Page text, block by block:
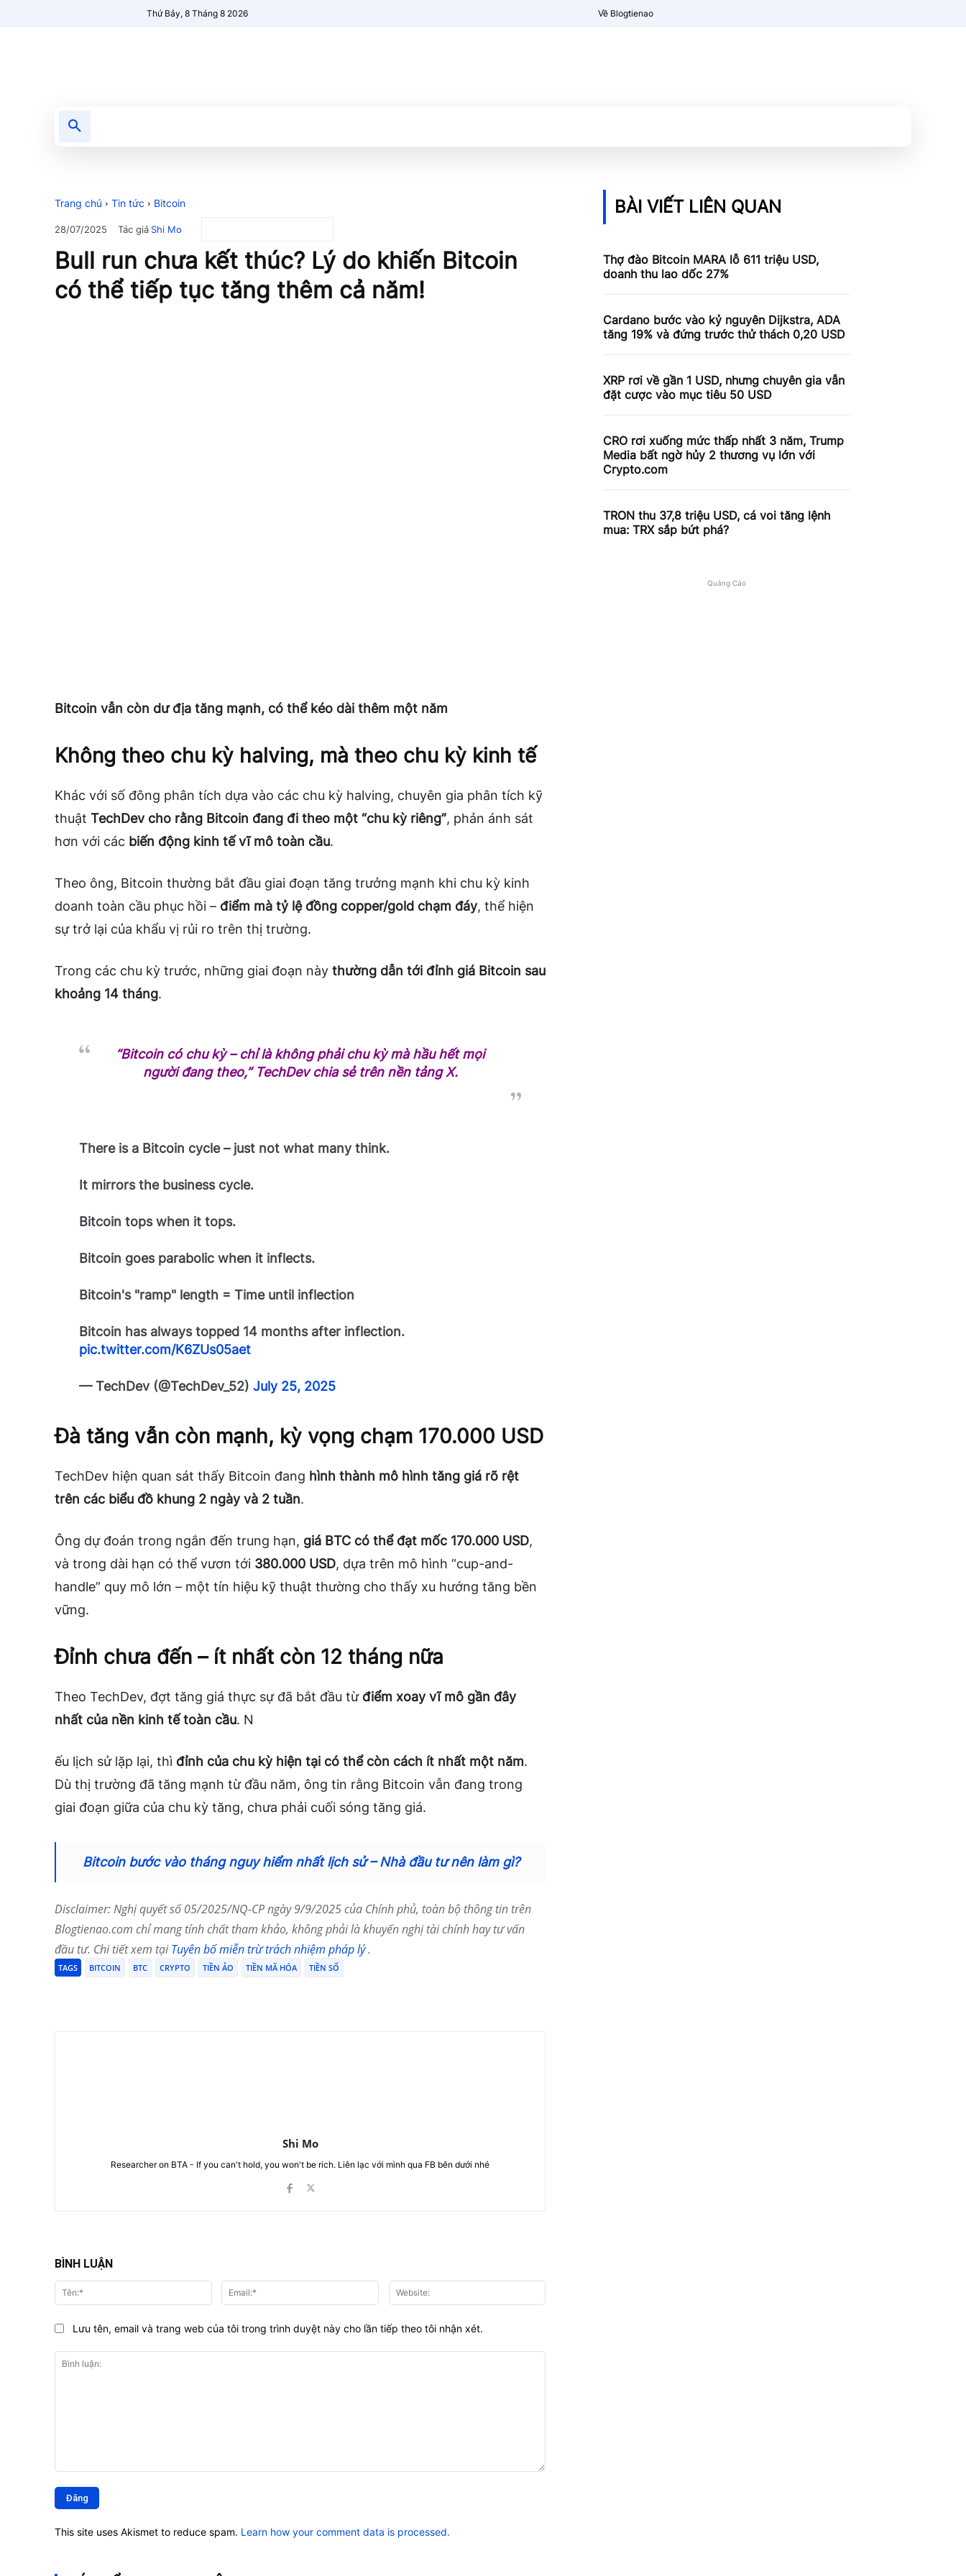
Thứ Bảy, 8 Tháng 8 2026 Về Blogtienao
Trang chủ Tin tức Bitcoin
28/07/2025 Tác giảShi Mo
Bull run chưa kết thúc? Lý do khiến Bitcoin
có thể tiếp tục tăng thêm cả năm!
Bitcoin vẫn còn dư địa tăng mạnh, có thể kéo dài thêm một năm
Không theo chu kỳ halving, mà theo chu kỳ kinh tế
Khác với số đông phân tích dựa vào các chu kỳ halving, chuyên gia phân tích kỹ
thuật TechDev cho rằng Bitcoin đang đi theo một “chu kỳ riêng”, phản ánh sát
hơn với các biến động kinh tế vĩ mô toàn cầu.
Theo ông, Bitcoin thường bắt đầu giai đoạn tăng trưởng mạnh khi chu kỳ kinh
doanh toàn cầu phục hồi – điểm mà tỷ lệ đồng copper/gold chạm đáy, thể hiện
sự trở lại của khẩu vị rủi ro trên thị trường.
Trong các chu kỳ trước, những giai đoạn này thường dẫn tới đỉnh giá Bitcoin sau
khoảng 14 tháng.
“Bitcoin có chu kỳ – chỉ là không phải chu kỳ mà hầu hết mọi
người đang theo,”TechDev chia sẻ trên nền tảng X.
There is a Bitcoin cycle – just not what many think.
It mirrors the business cycle.
Bitcoin tops when it tops.
Bitcoin goes parabolic when it inflects.
Bitcoin's "ramp" length = Time until inflection
Bitcoin has always topped 14 months after inflection.
pic.twitter.com/K6ZUs05aet
— TechDev (@TechDev_52)July 25, 2025
Đà tăng vẫn còn mạnh, kỳ vọng chạm 170.000 USD
TechDev hiện quan sát thấy Bitcoin đang hình thành mô hình tăng giá rõ rệt
trên các biểu đồ khung 2 ngày và 2 tuần.
Ông dự đoán trong ngắn đến trung hạn, giá BTC có thể đạt mốc 170.000 USD,
và trong dài hạn có thể vươn tới 380.000 USD, dựa trên mô hình “cup-and-
handle” quy mô lớn – một tín hiệu kỹ thuật thường cho thấy xu hướng tăng bền
vững.
Đỉnh chưa đến – ít nhất còn 12 tháng nữa
Theo TechDev, đợt tăng giá thực sự đã bắt đầu từ điểm xoay vĩ mô gần đây
nhất của nền kinh tế toàn cầu. N
ếu lịch sử lặp lại, thì đỉnh của chu kỳ hiện tại có thể còn cách ít nhất một năm.
Dù thị trường đã tăng mạnh từ đầu năm, ông tin rằng Bitcoin vẫn đang trong
giai đoạn giữa của chu kỳ tăng, chưa phải cuối sóng tăng giá.
Bitcoin bước vào tháng nguy hiểm nhất lịch sử – Nhà đầu tư nên làm gì?
Disclaimer: Nghị quyết số 05/2025/NQ-CP ngày 9/9/2025 của Chính phủ, toàn bộ thông tin trên
Blogtienao.com chỉ mang tính chất tham khảo, không phải là khuyến nghị tài chính hay tư vấn
đầu tư. Chi tiết xem tạiTuyên bố miễn trừ trách nhiệm pháp lý.
TAGS BITCOIN BTC CRYPTO TIỀN ẢO TIỀN MÃ HÓA TIỀN SỐ
Shi Mo
Researcher on BTA - If you can't hold, you won't be rich. Liên lạc với mình qua FB bên dưới nhé
BÌNH LUẬN
luận:
Tên:* Email:*
Lưu tên, email và trang web của tôi trong trình duyệt này cho lần tiếp theo tôi nhận xét.
This site uses Akismet to reduce spam. Learn how your comment data is processed.
BÀI VIẾT LIÊN QUAN
Thợ đào Bitcoin MARA lỗ 611 triệu USD,
doanh thu lao dốc 27%
Cardano bước vào kỷ nguyên Dijkstra, ADA
tăng 19% và đứng trước thử thách 0,20 USD
XRP rơi về gần 1 USD, nhưng chuyên gia vẫn
đặt cược vào mục tiêu 50 USD
CRO rơi xuống mức thấp nhất 3 năm, Trump
Media bất ngờ hủy 2 thương vụ lớn với
Crypto.com
TRON thu 37,8 triệu USD, cá voi tăng lệnh
mua: TRX sắp bứt phá?
Quảng Cáo